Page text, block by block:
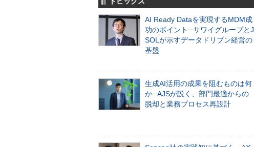
AI Ready Dataを実現するMDM成
功のポイント─サワイグループとJ
SOLが示すデータドリブン経営の
基盤
生成AI活用の成果を阻むものは何
か─AJSが説く、部門最適からの
脱却と業務プロセス再設計